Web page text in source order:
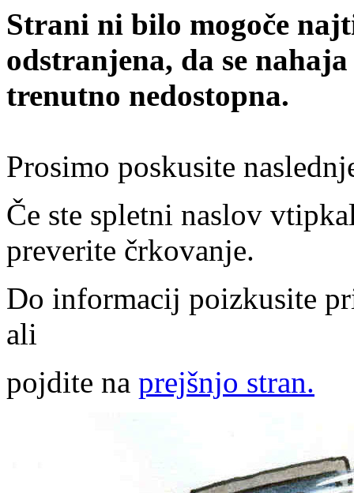
Strani ni bilo mogoče
odstranjena, da se
trenutno nedostopna.
Prosimo poskusite
Če ste spletni naslov
preverite črkovanje.
Do informacij poizkusite
ali
pojdite na prejšnjo stran.